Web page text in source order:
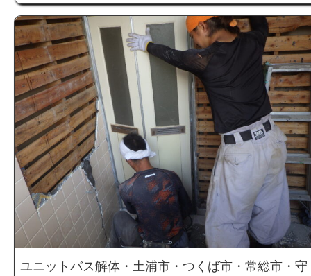
ユニットバス解体・土浦市・つくば市・常総市・守